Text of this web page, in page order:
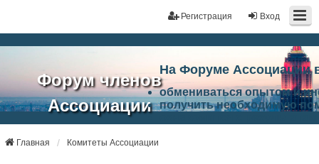
Вход
Регистрация
Форум членов
Ассоциации
На Форуме Ассоциации
обмениваться опытом и
получить необходимую
Главная Комитеты Ассоциации